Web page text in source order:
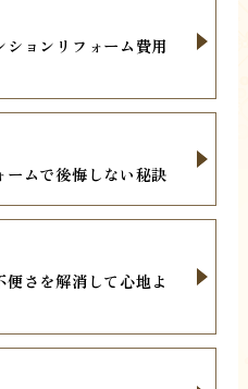
ョンリフォーム費用
ムで後悔しない秘訣
さを解消して心地よ